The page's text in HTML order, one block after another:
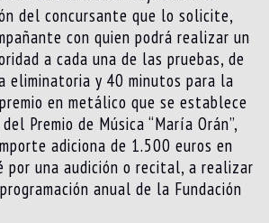
del concursante que lo solicite,
con quien podrá realizar un
a cada una de las pruebas, de
eliminatoria y 40 minutos para la
en metálico que se establece
Premio de Música “María Orán”,
adiciona de 1.500 euros en
por una audición o recital, a realizar
anual de la Fundación